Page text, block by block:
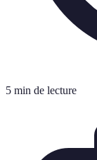
5 min de lecture